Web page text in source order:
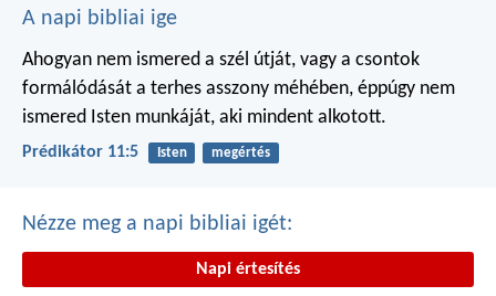
A napi bibliai ige
Ahogyan nem ismered a szél útját, vagy a csontok
formálódását a terhes asszony méhében, éppúgy nem
ismered Isten munkáját, aki mindent alkotott.
Prédikátor 11:5 Isten megértés
Nézze meg a napi bibliai igét:
Napi értesítés